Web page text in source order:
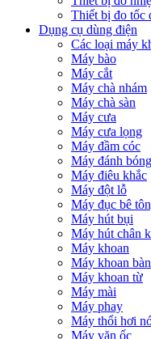
Thiết bị đo tốc
Dụng cụ dùng điện
Các loại máy
Máy bào
Máy cắt
Máy chà nhám
Máy chà sàn
Máy cưa
Máy cưa lọng
Máy đầm cóc
Máy đánh bóng
Máy điêu khắc
Máy đột lỗ
Máy đục bê
Máy hút bụi
Máy hút chân
Máy khoan
Máy khoan bàn
Máy khoan từ
Máy mài
Máy phay
Máy thổi hơi
Máy vặn ốc